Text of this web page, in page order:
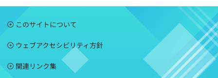
このサイトについて
ウェブアクセシビリティ方針
関連リンク集